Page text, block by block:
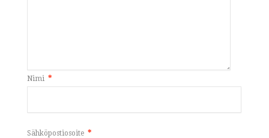
Nimi *
Sähköpostiosoite *